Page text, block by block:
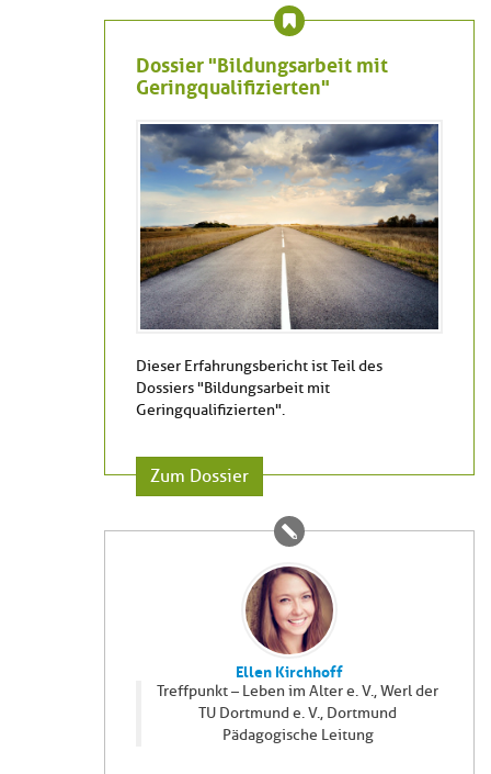
Dossier "Bildungsarbeit mit
Geringqualifizierten"
Dieser Erfahrungsbericht ist Teil des
Dossiers "Bildungsarbeit mit
Geringqualifizierten".
Zum Dossier
Ellen Kirchhoff
Treffpunkt – Leben im Alter e. V., Werl der
TU Dortmund e. V., Dortmund
Pädagogische Leitung